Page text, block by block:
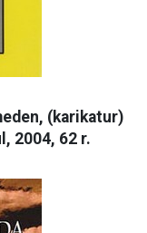
(karikatur)
2004, 62 r.